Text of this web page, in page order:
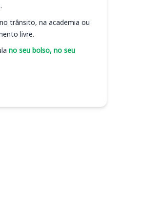
no trânsito, na academia ou
livre.
no seu bolso, no seu